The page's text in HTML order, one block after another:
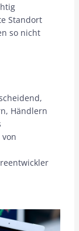
Standort
so nicht
Händlern